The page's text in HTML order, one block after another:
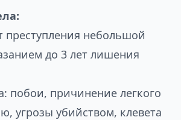
преступления небольшой
до 3 лет лишения
побои, причинение легкого
угрозы убийством, клевета